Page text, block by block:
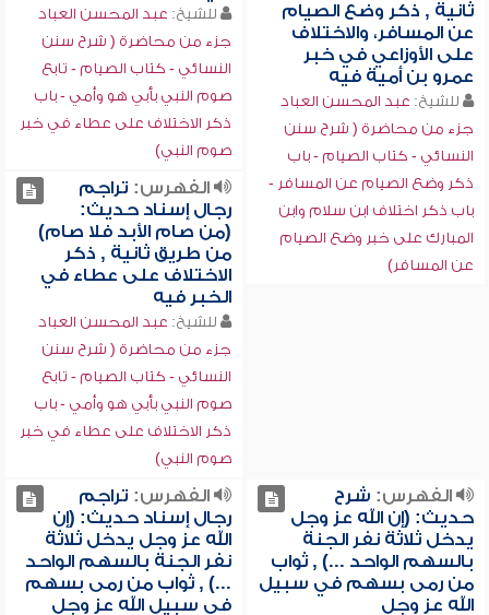
ثانية , ذكر وضع الصيام
عن المسافر، والاختلاف
على الأوزاعي في خبر
عمرو بن أمية فيه
للشيخ: عبد المحسن العباد
جزء من محاضرة ( شرح سنن
النسائي - كتاب الصيام - باب
ذكر وضع الصيام عن المسافر -
باب ذكر اختلاف ابن سلام وابن
المبارك على خبر وضع الصيام
عن المسافر)
للشيخ: عبد المحسن العباد
جزء من محاضرة ( شرح سنن
النسائي - كتاب الصيام - تابع
صوم النبي بأبي هو وأمي - باب
ذكر الاختلاف على عطاء في خبر
صوم النبي)
الفهرس: تراجم
رجال إسناد حديث:
(من صام الأبد فلا صام)
من طريق ثانية , ذكر
الاختلاف على عطاء في
الخبر فيه
للشيخ: عبد المحسن العباد
جزء من محاضرة ( شرح سنن
النسائي - كتاب الصيام - تابع
صوم النبي بأبي هو وأمي - باب
ذكر الاختلاف على عطاء في خبر
صوم النبي)
الفهرس: شرح
حديث: (إن الله عز وجل
يدخل ثلاثة نفر الجنة
بالسهم الواحد ...) , ثواب
من رمى بسهم في سبيل
الله عز وجل
الفهرس: تراجم
رجال إسناد حديث: (إن
الله عز وجل يدخل ثلاثة
نفر الجنة بالسهم الواحد
...) , ثواب من رمى بسهم
في سبيل الله عز وجل